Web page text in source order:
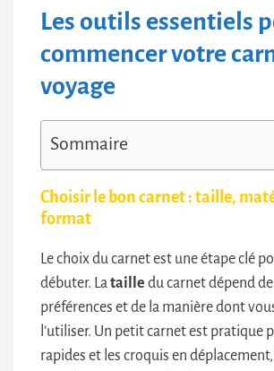
Les outils essentiels
commencer votre
voyage
Sommaire
Choisir le bon carnet : taille,
format
Le choix du carnet est une étape clé
débuter. Lataille du carnet dépend
préférences et de la manière dont
l’utiliser. Un petit carnet est pratique
rapides et les croquis en